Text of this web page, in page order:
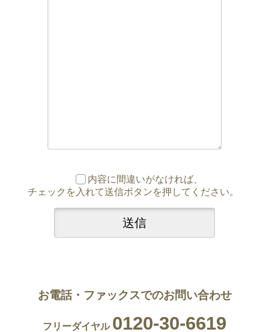
内容に間違いがなければ、
チェックを入れて送信ボタンを押してください。
お電話・ファックスでのお問い合わせ
フリーダイヤル 0120-30-6619